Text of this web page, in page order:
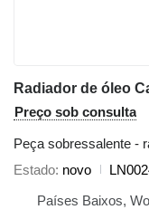
Preço sob consulta
Peça sobressalente -
Estado novo
Países Baixos,